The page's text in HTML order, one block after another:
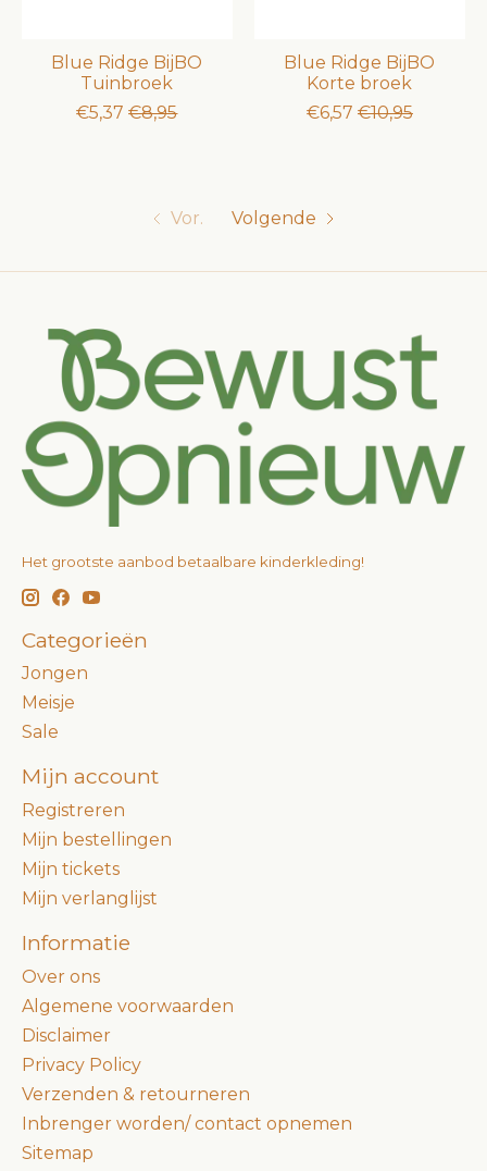
Blue Ridge BijBO
Tuinbroek
€5,37 €8,95
Blue Ridge BijBO
Korte broek
€6,57 €10,95
Vor. Volgende
Het grootste aanbod betaalbare kinderkleding!
Categorieën
Jongen
Meisje
Sale
Mijn account
Registreren
Mijn bestellingen
Mijn tickets
Mijn verlanglijst
Informatie
Over ons
Algemene voorwaarden
Disclaimer
Privacy Policy
Verzenden & retourneren
Inbrenger worden/ contact opnemen
Sitemap